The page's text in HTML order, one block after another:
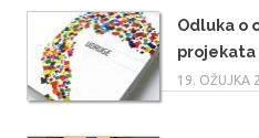
Odluka o
projekata
19. OŽUJKA